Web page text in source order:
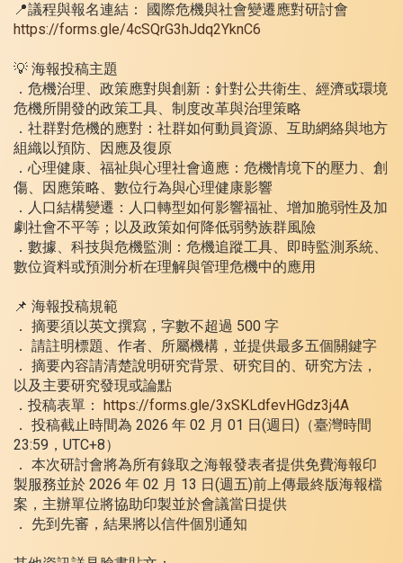
📍議程與報名連結： 國際危機與社會變遷應對研討會
https://forms.gle/4cSQrG3hJdq2YknC6
💡 海報投稿主題
．危機治理、政策應對與創新：針對公共衛生、經濟或環境
危機所開發的政策工具、制度改革與治理策略
．社群對危機的應對：社群如何動員資源、互助網絡與地方
組織以預防、因應及復原
．心理健康、福祉與心理社會適應：危機情境下的壓力、創
傷、因應策略、數位行為與心理健康影響
．人口結構變遷：人口轉型如何影響福祉、增加脆弱性及加
劇社會不平等；以及政策如何降低弱勢族群風險
．數據、科技與危機監測：危機追蹤工具、即時監測系統、
數位資料或預測分析在理解與管理危機中的應用
📌 海報投稿規範
． 摘要須以英文撰寫，字數不超過 500 字
． 請註明標題、作者、所屬機構，並提供最多五個關鍵字
． 摘要內容請清楚說明研究背景、研究目的、研究方法，
以及主要研究發現或論點
．投稿表單：
https://forms.gle/3xSKLdfevHGdz3j4A
． 投稿截止時間為 2026 年 02 月 01 日(週日)（臺灣時間
23:59，UTC+8）
． 本次研討會將為所有錄取之海報發表者提供免費海報印
製服務並於 2026 年 02 月 13 日(週五)前上傳最終版海報檔
案，主辦單位將協助印製並於會議當日提供
． 先到先審，結果將以信件個別通知